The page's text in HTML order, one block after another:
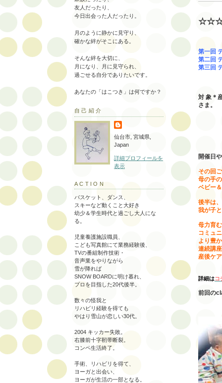
☆☆☆
第一回
第二回
第三回
対 象＊
さま。
開催日
その回
母の手
ベビー
後半は
我が子
母力育
コミュ
より豊
連続講
産後ケ
詳細はコ
前回の
友人だったり、
今日出会った人だったり。
月のように静かに見守り、
確かな絆がそこにある。
そんな絆を大切に、
月になり、月に見守られ、
過ごせる自分でありたいです。
あなたの「はこつき」は何ですか？
自己紹介
仙台市, 宮城県,
Japan
詳細プロフィールを
表示
ACTION
バスケット、ダンス、
スキーなど動くこと大好き
幼少＆学生時代と過ごし大人にな
る。
児童養護施設職員、
こども写真館にて業務経験後、
TVの番組制作技術・
音声業をやりながら
雪が降れば
SNOW BOARDに明け暮れ、
プロを目指した20代後半。
数々の怪我と
リハビリ経験を得ても
やはり雪山が恋しい30代。
2004 キッカー失敗。
右膝前十字靭帯断裂。
コンペ生活終了。
手術、リハビリを得て、
ヨーガと出会い、
ヨーガが生活の一部となる。